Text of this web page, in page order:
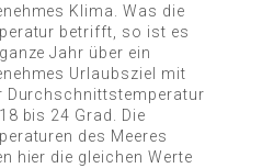
Klima. Was die
betrifft, so ist es
Jahr über ein
Urlaubsziel mit
Durchschnittstemperatur
bis 24 Grad. Die
des Meeres
hier die gleichen Werte